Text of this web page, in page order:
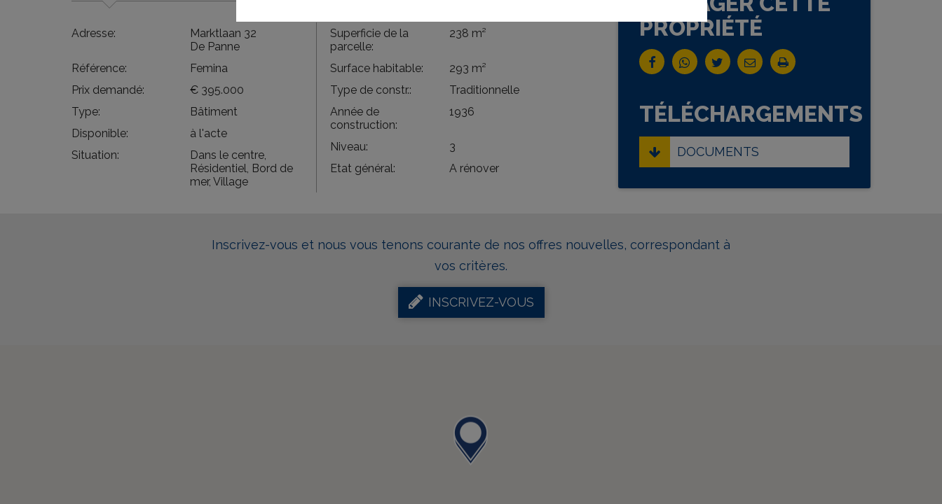
Adresse:
Marktlaan 32
De Panne
Référence:
Femina
Prix demandé:
€ 395.000
Type:
Bâtiment
Disponible:
à l'acte
Situation:
Dans le centre,
Résidentiel, Bord de
mer, Village
Superficie de la
parcelle:
238 m²
Surface habitable:
293 m²
Type de constr.:
Traditionnelle
Année de
construction:
1936
Niveau:
3
Etat général:
A rénover
PROPRIÉTÉ
TÉLÉCHARGEMENTS
DOCUMENTS
Inscrivez-vous et nous vous tenons courante de nos offres nouvelles, correspondant à
vos critères.
INSCRIVEZ-VOUS